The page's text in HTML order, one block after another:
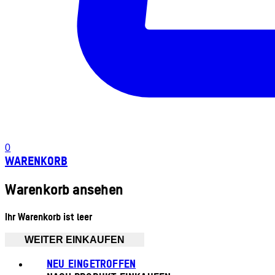
0
WARENKORB
Warenkorb ansehen
Ihr Warenkorb ist leer
WEITER EINKAUFEN
NEU EINGETROFFEN